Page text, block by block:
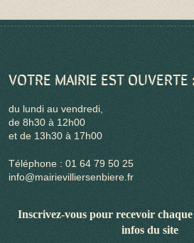
VOTRE MAIRIE EST OUVERTE :
du lundi au vendredi,
de 8h30 à 12h00
et de 13h30 à 17h00
Téléphone : 01 64 79 50 25
info@mairievilliersenbiere.fr
Inscrivez-vous pour recevoir
infos du site